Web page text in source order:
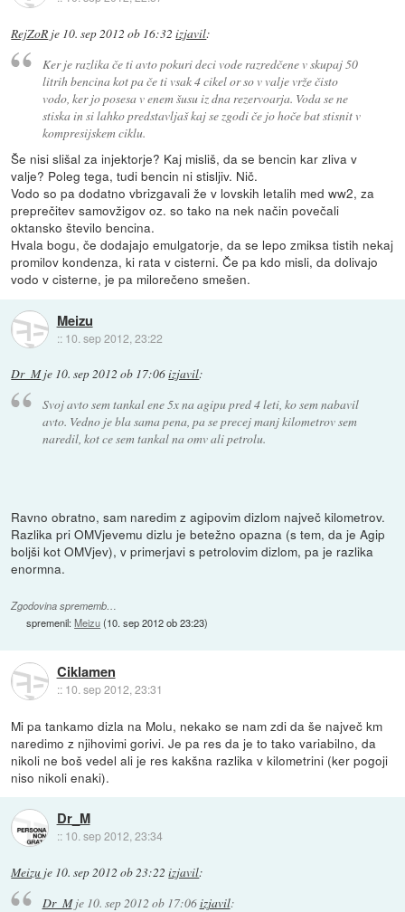
RejZoR je 10. sep 2012 ob 16:32 izjavil:
Ker je razlika če ti avto pokuri deci vode razredčene v skupaj 50
litrih bencina kot pa če ti vsak 4 cikel or so v valje vrže čisto
vodo, ker jo posesa v enem šusu iz dna rezervoarja. Voda se ne
stiska in si lahko predstavljaš kaj se zgodi če jo hoče bat stisnit v
kompresijskem ciklu.
Še nisi slišal za injektorje? Kaj misliš, da se bencin kar zliva v
valje? Poleg tega, tudi bencin ni stisljiv. Nič.
Vodo so pa dodatno vbrizgavali že v lovskih letalih med ww2, za
preprečitev samovžigov oz. so tako na nek način povečali
oktansko število bencina.
Hvala bogu, če dodajajo emulgatorje, da se lepo zmiksa tistih nekaj
promilov kondenza, ki rata v cisterni. Če pa kdo misli, da dolivajo
vodo v cisterne, je pa milorečeno smešen.
Meizu
:: 10. sep 2012, 23:22
Dr_Mje 10. sep 2012 ob 17:06izjavil:
Svoj avto sem tankal ene 5x na agipu pred 4 leti, ko sem nabavil
avto. Vedno je bla sama pena, pa se precej manj kilometrov sem
naredil, kot ce sem tankal na omv ali petrolu.
Ravno obratno, sam naredim z agipovim dizlom največ kilometrov.
Razlika pri OMVjevemu dizlu je betežno opazna (s tem, da je Agip
boljši kot OMVjev), v primerjavi s petrolovim dizlom, pa je razlika
enormna.
Zgodovina sprememb…
spremenil:Meizu(10. sep 2012 ob 23:23)
Ciklamen
:: 10. sep 2012, 23:31
Mi pa tankamo dizla na Molu, nekako se nam zdi da še največ km
naredimo z njihovimi gorivi. Je pa res da je to tako variabilno, da
nikoli ne boš vedel ali je res kakšna razlika v kilometrini (ker pogoji
niso nikoli enaki).
Dr_M
:: 10. sep 2012, 23:34
Meizu je 10. sep 2012 ob 23:22 izjavil:
Dr_Mje 10. sep 2012 ob 17:06izjavil: